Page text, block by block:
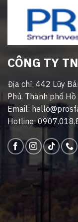
CÔNG TY
Địa chỉ: 442 Lũy
Phú, Thành phố Hồ
Email:
Hotline: